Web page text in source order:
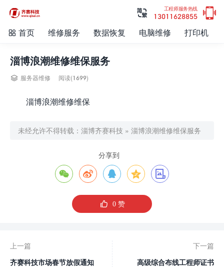
工程师服务热线
13011628855 

 首页 维修服务 数据恢复 电脑维修 打印机
淄博浪潮维修维保服务
 服务器维修 阅读(1699)
淄博浪潮维修维保
未经允许不得转载： 淄博齐赛科技 » 淄博浪潮维修维保服务
分享到
    
 0赞
上一篇
齐赛科技市场春节放假通知
下一篇
高级综合布线工程师证书